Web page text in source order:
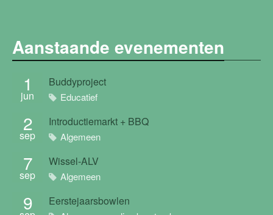
Aanstaande evenementen
1
jun
Buddyproject
Educatief
2
sep
Introductiemarkt + BBQ
Algemeen
7
sep
Wissel-ALV
Algemeen
9 Eerstejaarsbowlen